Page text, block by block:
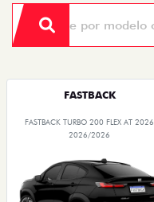
FASTBACK
FASTBACK TURBO 200 FLEX AT 2026
2026/2026